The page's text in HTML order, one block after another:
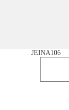
JEINA106